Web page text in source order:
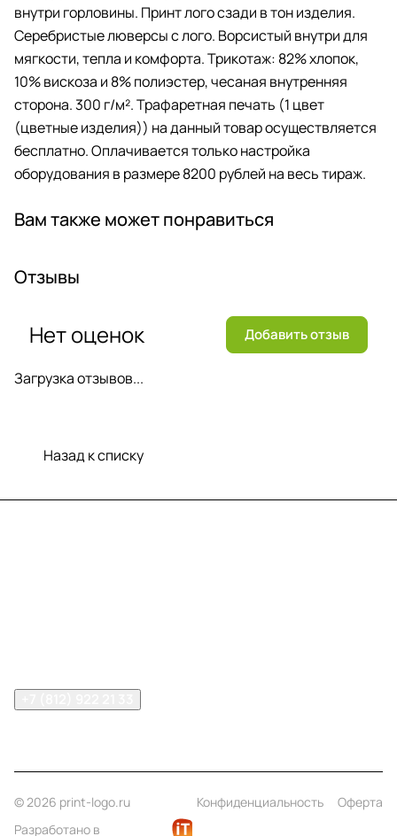
внутри горловины. Принт лого сзади в тон изделия.
Серебристые люверсы с лого. Ворсистый внутри для
мягкости, тепла и комфорта. Трикотаж: 82% хлопок,
10% вискоза и 8% полиэстер, чесаная внутренняя
сторона. 300 г/м². Трафаретная печать (1 цвет
(цветные изделия)) на данный товар осуществляется
бесплатно. Оплачивается только настройка
оборудования в размере 8200 рублей на весь тираж.
Вам также может понравиться
Отзывы
Загрузка отзывов...
Нет оценок Добавить отзыв
Назад к списку
© 2026 print-logo.ru Конфиденциальность
Оферта
Разработано в